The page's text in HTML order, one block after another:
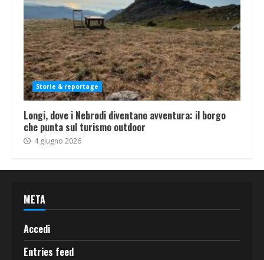
Storie & reportage
Longi, dove i Nebrodi diventano avventura: il borgo
che punta sul turismo outdoor
4 giugno 2026
META
Accedi
Entries feed